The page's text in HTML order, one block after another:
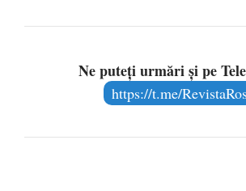
Ne puteți urmări și pe
https://t.me/